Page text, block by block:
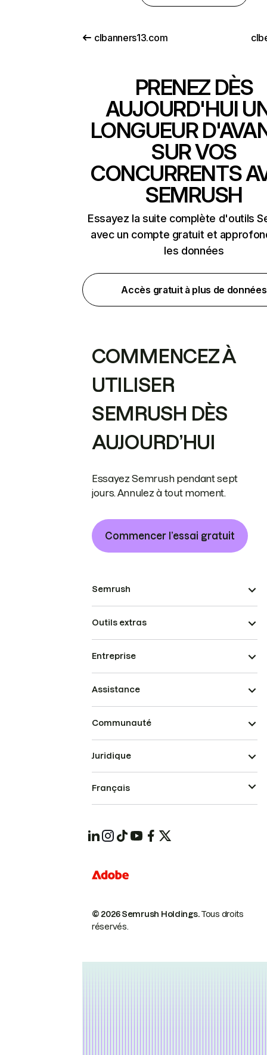
clbanners13.com
PRENEZ DÈS
AUJOURD'HUI
LONGUEUR
SUR VOS
CONCURRENTS
SEMRUSH
Essayez la suite complète d'outils
avec un compte gratuit et
les données
Accès gratuit à plus de données
COMMENCEZ À
UTILISER
SEMRUSH DÈS
AUJOURD’HUI
Essayez Semrush pendant sept
jours. Annulez à tout moment.
Commencer l’essai gratuit
Semrush
Outils extras
Entreprise
Assistance
Communauté
© 2026 Semrush Holdings.Tous droits
réservés.
Juridique
Français